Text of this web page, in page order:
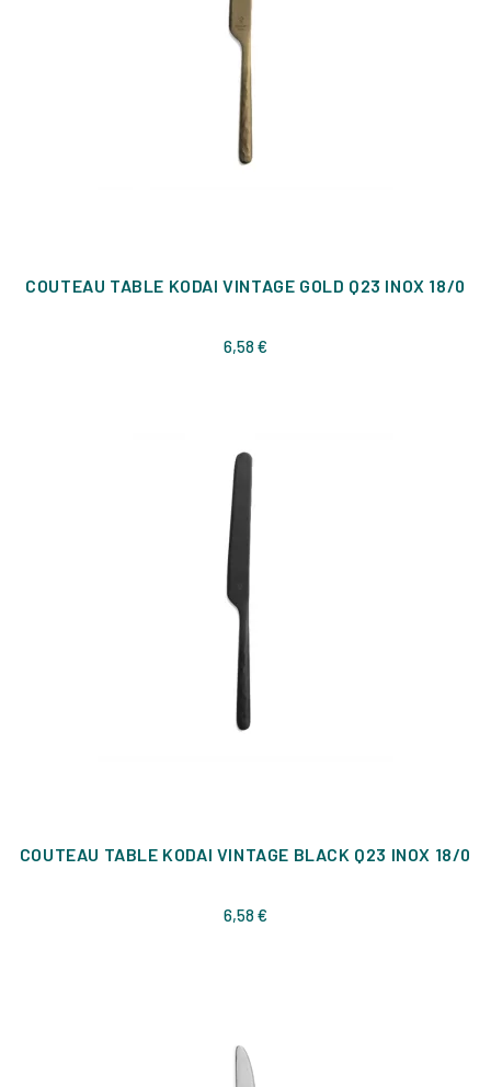
COUTEAU TABLE KODAI VINTAGE GOLD Q23 INOX 18/0
6,58 €Prix
COUTEAU TABLE KODAI VINTAGE BLACK Q23 INOX 18/0
6,58 €Prix